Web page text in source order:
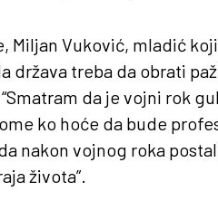
Miljan Vuković, mladić
država treba da obrati
da je vojni rok
ko hoće da bude
nakon vojnog roka
života”.